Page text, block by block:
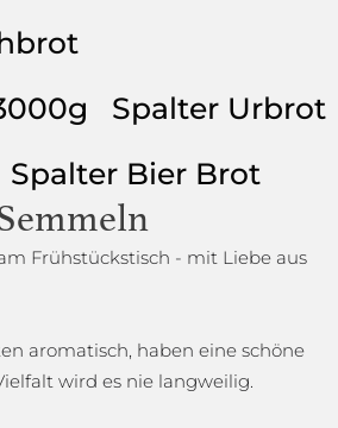
Spalter Urbrot
Spalter Bier Brot
Frühstückstisch - mit Liebe aus
aromatisch, haben eine schöne
wird es nie langweilig.